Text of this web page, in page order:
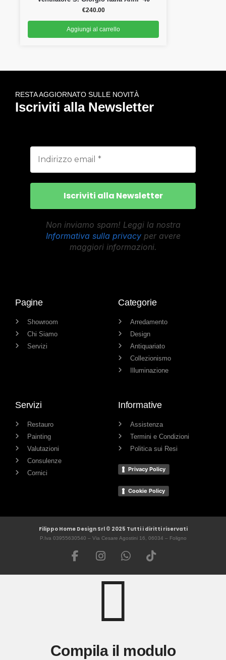
€240.00
Aggiungi al carrello
RESTA AGGIORNATO SULLE NOVITÀ
Iscriviti alla Newsletter
Non inviamo spam! Leggi la nostra
Informativa sulla privacyper avere
maggiori informazioni.
Pagine
Showroom
Chi Siamo
Servizi
Categorie
Arredamento
Design
Antiquariato
Collezionismo
Illuminazione
Servizi
Restauro
Painting
Valutazioni
Consulenze
Cornici
Informative
Assistenza
Termini e Condizioni
Politica sui Resi
Privacy Policy
Cookie Policy
Filippo Home Design Srl © 2025 Tutti i diritti riservati
P.Iva 03955630540 – Via Cesare Agostini 16, 06034 – Foligno
Compila il modulo